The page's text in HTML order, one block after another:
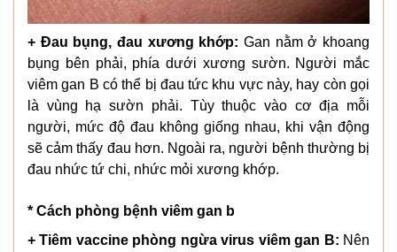
+ Đau bụng, đau xương khớp: Gan nằm ở khoang
bụng bên phải, phía dưới xương sườn. Người mắc
viêm gan B có thể bị đau tức khu vực này, hay còn gọi
là vùng hạ sườn phải. Tùy thuộc vào cơ địa mỗi
người, mức độ đau không giống nhau, khi vận động
sẽ cảm thấy đau hơn. Ngoài ra, người bệnh thường bị
đau nhức tứ chi, nhức mỏi xương khớp.
* Cách phòng bệnh viêm gan b
+ Tiêm vaccine phòng ngừa virus viêm gan B: Nên